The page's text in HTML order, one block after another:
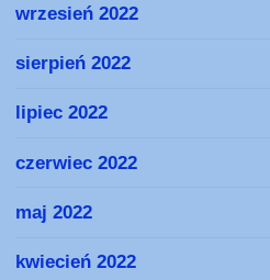
wrzesień 2022
sierpień 2022
lipiec 2022
czerwiec 2022
maj 2022
kwiecień 2022